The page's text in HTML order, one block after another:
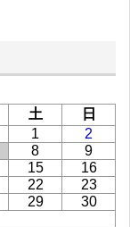
土
日
1
2
8
9
15
16
22
23
29
30